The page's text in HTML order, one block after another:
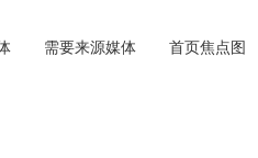
需要来源媒体 首页焦点图